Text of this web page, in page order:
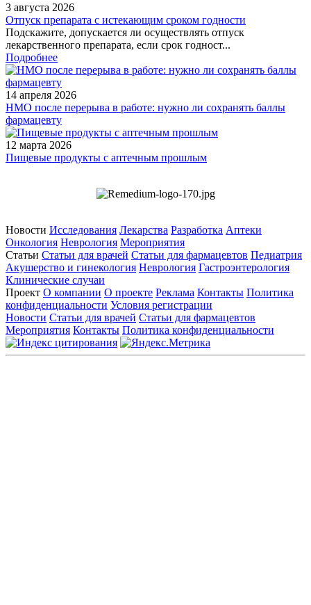
3 августа 2026
Отпуск препарата с истекающим сроком годности
Подскажите, допускается ли осуществлять отпуск
лекарственного препарата, если срок годност...
Подробнее
14 апреля 2026
НМО после перерыва в работе: нужно ли сохранять баллы
фармацевту
12 марта 2026
Пищевые продукты с аптечным прошлым
Новости Исследования Лекарства Разработка Аптеки
Онкология Неврология Мероприятия
Статьи Статьи для врачей Статьи для фармацевтов Педиатрия
Акушерство и гинекология Неврология Гастроэнтерология
Клинические случаи
Проект О компании О проекте Реклама Контакты Политика
конфиденциальности Условия регистрации
Новости Статьи для врачей Статьи для фармацевтов
Мероприятия Контакты Политика конфиденциальности